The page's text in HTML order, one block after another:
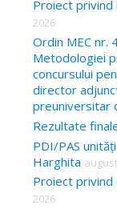
f
o
r
Proiect privind
2026
Ordin MEC nr.
Metodologiei
concursului
director
preuniversitar
Rezultate
PDI/PAS
Harghita
Proiect privind
2026